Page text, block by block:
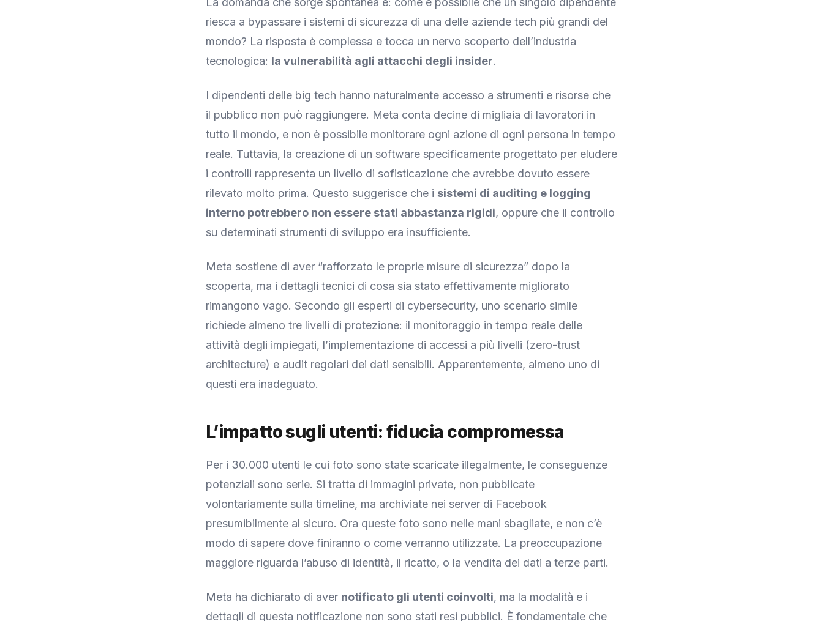
riesca a bypassare i sistemi di sicurezza di una delle aziende tech più grandi del
mondo? La risposta è complessa e tocca un nervo scoperto dell’industria
tecnologica: la vulnerabilità agli attacchi degli insider.
I dipendenti delle big tech hanno naturalmente accesso a strumenti e risorse che
il pubblico non può raggiungere. Meta conta decine di migliaia di lavoratori in
tutto il mondo, e non è possibile monitorare ogni azione di ogni persona in tempo
reale. Tuttavia, la creazione di un software specificamente progettato per eludere
i controlli rappresenta un livello di sofisticazione che avrebbe dovuto essere
rilevato molto prima. Questo suggerisce che i sistemi di auditing e logging
interno potrebbero non essere stati abbastanza rigidi, oppure che il controllo
su determinati strumenti di sviluppo era insufficiente.
Meta sostiene di aver “rafforzato le proprie misure di sicurezza” dopo la
scoperta, ma i dettagli tecnici di cosa sia stato effettivamente migliorato
rimangono vago. Secondo gli esperti di cybersecurity, uno scenario simile
richiede almeno tre livelli di protezione: il monitoraggio in tempo reale delle
attività degli impiegati, l’implementazione di accessi a più livelli (zero-trust
architecture) e audit regolari dei dati sensibili. Apparentemente, almeno uno di
questi era inadeguato.
L’impatto sugli utenti: fiducia compromessa
Per i 30.000 utenti le cui foto sono state scaricate illegalmente, le conseguenze
potenziali sono serie. Si tratta di immagini private, non pubblicate
volontariamente sulla timeline, ma archiviate nei server di Facebook
presumibilmente al sicuro. Ora queste foto sono nelle mani sbagliate, e non c’è
modo di sapere dove finiranno o come verranno utilizzate. La preoccupazione
maggiore riguarda l’abuso di identità, il ricatto, o la vendita dei dati a terze parti.
Meta ha dichiarato di aver notificato gli utenti coinvolti, ma la modalità e i
dettagli di questa notificazione non sono stati resi pubblici. È fondamentale che